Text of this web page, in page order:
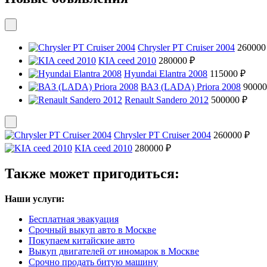
Chrysler PT Cruiser 2004
KIA ceed 2010 280000 ₽
Hyundai Elantra 2008 115000 ₽
ВАЗ (LADA) Priora 2008
Renault Sandero 2012 500000 ₽
Chrysler PT Cruiser 2004 260000 ₽
KIA ceed 2010 280000 ₽
Также может пригодиться:
Наши услуги:
Бесплатная эвакуация
Срочный выкуп авто в Москве
Покупаем китайские авто
Выкуп двигателей от иномарок в Москве
Срочно продать битую машину